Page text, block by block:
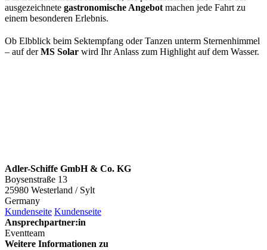
ausgezeichnete gastronomische Angebot machen jede Fahrt zu
einem besonderen Erlebnis.
Ob Elbblick beim Sektempfang oder Tanzen unterm Sternenhimmel
– auf derMS Solar wird Ihr Anlass zum Highlight auf dem Wasser.
Adler-Schiffe GmbH & Co. KG
Boysenstraße 13
25980 Westerland / Sylt
Germany
Kundenseite Kundenseite
Ansprechpartner:in
Eventteam
Weitere Informationen zu